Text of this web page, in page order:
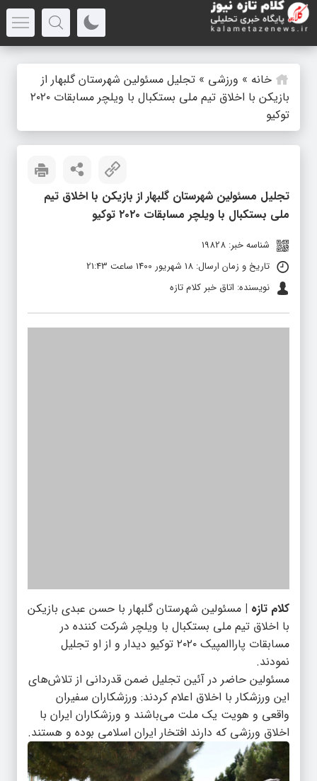
خانه » ورزشی » تجلیل مسئولین شهرستان گلبهار از
بازیکن با اخلاق تیم ملی بستکبال با ویلچر مسابقات ۲۰۲۰
توکیو
تجلیل مسئولین شهرستان گلبهار از بازیکن با اخلاق تیم
ملی بستکبال با ویلچر مسابقات ۲۰۲۰ توکیو
شناسه خبر: 19828
تاریخ و زمان ارسال: 18 شهریور 1400 ساعت 21:43
نویسنده: اتاق خبر کلام تازه
کلام تازه | مسئولین شهرستان گلبهار با حسن عبدی بازیکن
با اخلاق تیم ملی بستکبال با ویلچر شرکت کننده در
مسابقات پاراالمپیک ۲۰۲۰ توکیو دیدار و از او تجلیل
نمودند.
مسئولین حاضر در آئین تجلیل ضمن قدردانی از تلاش‌های
این ورزشکار با اخلاق اعلام کردند: ورزشکاران سفیران
واقعی و هویت یک ملت می‌باشند و ورزشکاران ایران با
اخلاق ورزشی که دارند افتخار ایران اسلامی بوده و هستند.